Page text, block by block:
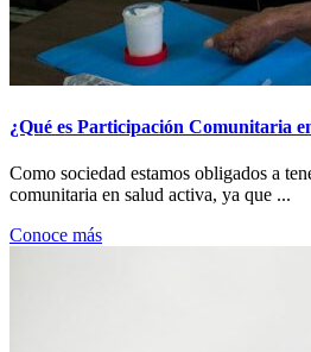
¿Qué es Participación Comunitaria
Como sociedad estamos obligados a
comunitaria en salud activa, ya que ...
Conoce más